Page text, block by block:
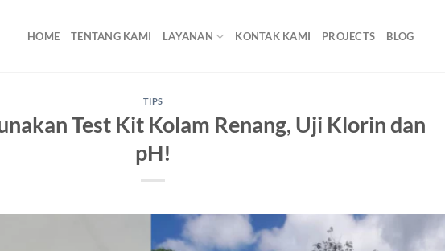
HOME TENTANG KAMI LAYANAN KONTAK KAMI PROJECTS BLOG
TIPS
Test Kit Kolam Renang, Uji Klorin dan
pH!